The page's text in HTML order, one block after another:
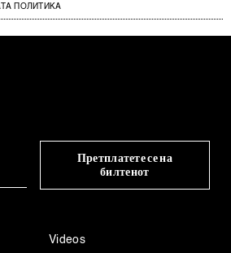
ПОЛИТИКА
Претплатете се на
билтенот
Videos